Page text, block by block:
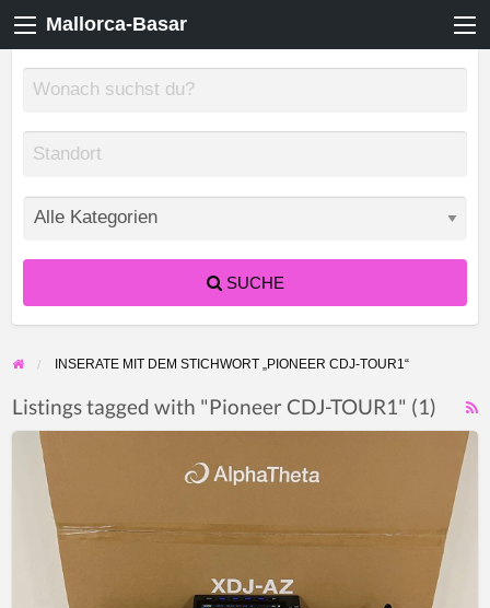
Mallorca-Basar
SUCHE
INSERATE MIT DEM STICHWORT „PIONEER CDJ-TOUR1“
Listings tagged with "Pioneer CDJ-TOUR1" (1)
AlphaTheta
XDJ-
AlphaTheta
3000X,